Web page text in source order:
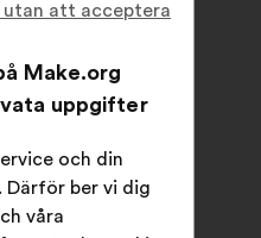
utan att acceptera
Make.org
uppgifter
och din
Därför ber vi dig
våra